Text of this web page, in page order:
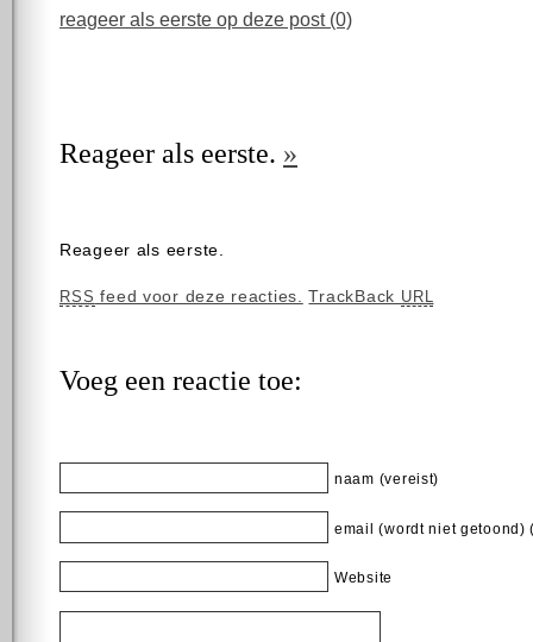
reageer als eerste op deze post (0)
Reageer als eerste. »
Reageer als eerste.
RSS feed voor deze reacties. TrackBack URL
Voeg een reactie toe:
naam (vereist)
email (wordt niet getoond)
Website